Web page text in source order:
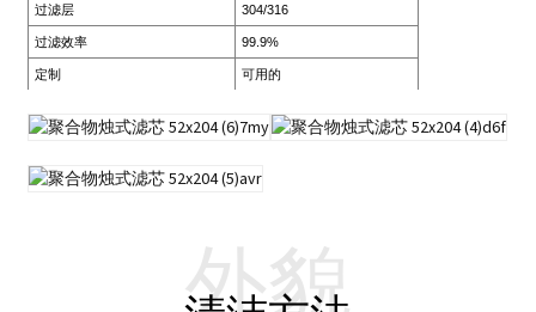
过滤层 304/316
过滤效率 99.9%
定制 可用的
外貌